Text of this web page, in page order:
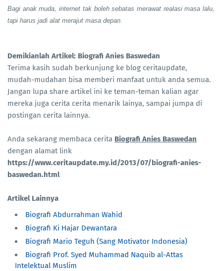
Bagi anak muda, internet tak boleh sebatas merawat realasi masa lalu,
tapi harus jadi alat merajut masa depan.
Demikianlah Artikel: Biografi Anies Baswedan
Terima kasih sudah berkunjung ke blog ceritaupdate,
mudah-mudahan bisa memberi manfaat untuk anda semua.
Jangan lupa share artikel ini ke teman-teman kalian agar
mereka juga cerita cerita menarik lainya, sampai jumpa di
postingan cerita lainnya.
Anda sekarang membaca cerita Biografi Anies Baswedan
dengan alamat link
https://www.ceritaupdate.my.id/2013/07/biografi-anies-
baswedan.html
Artikel Lainnya
Biografi Abdurrahman Wahid
Biografi Ki Hajar Dewantara
Biografi Mario Teguh (Sang Motivator Indonesia)
Biografi Prof. Syed Muhammad Naquib al-Attas
Intelektual Muslim